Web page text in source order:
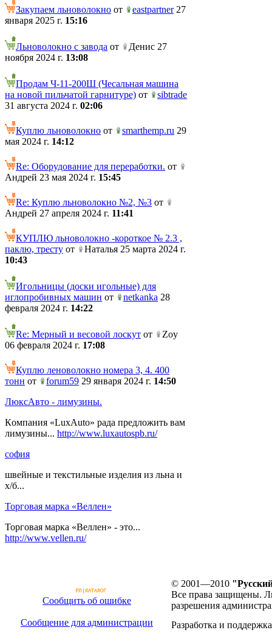
Закупаем льноволокно от eastpartner27
января 2025 г. 15:16
Льноволокно с завода от
Денис 27
ноября 2024 г. 13:08
Продам Ч-11-200Ш (Чесальная машина
на новой пильчатой гарнитуре) от
sibtrade
31 августа 2024 г. 02:06
Куплю льноволокно от smarthemp.ru 29
мая 2024 г. 14:12
Re: Оборудование для переработки. от
Андрей 23 мая 2024 г. 15:45
Re: Куплю льноволокно №2, №3 от
Андрей 27 апреля 2024 г. 11:41
КУПЛЮ льноволокно -короткое № 2.3 ,
паклю, тресту от
Наталья 25 марта 2024 г.
10:43
Игольницы (доски игольные) для
иглопробивных машин от netkanka 28
февраля 2024 г. 14:22
Re: Мерный и весовой лоскут от
Zoy
06 февраля 2024 г. 17:08
Куплю леноволокно номера 3, 4. 400
тонн от forum59 29 января 2024 г. 14:50
ЛюксАвто - лимузины.
Кoмпaния «LuxAuto» рада предложить вaм
лимузины... http://www.luxautospb.ru/
софия
швейные и текстильные изделия из льна и
х/б...
Торговая марка «Веллен»
Торговая марка «Веллен» - это...
http://www.vellen.ru/
Сообщить об ошибке
Сообщение для администрации
© 2001—2010
Все права защищены.
разрешения
Разработка и